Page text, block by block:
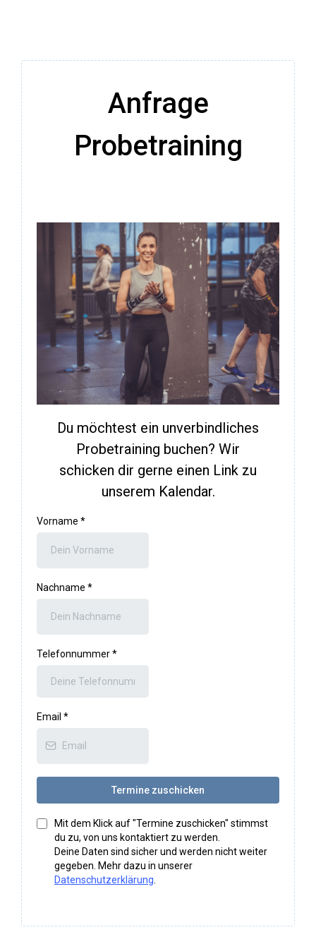
Anfrage
Probetraining
Du möchtest ein unverbindliches
Probetraining buchen? Wir
schicken dir gerne einen Link zu
unserem Kalendar.
Vorname *
Nachname *
Telefonnummer*
Email *
Termine zuschicken
Mit dem Klick auf "Termine zuschicken" stimmst
du zu, von uns kontaktiert zu werden.
Deine Daten sind sicher und werden nicht weiter
gegeben. Mehr dazu in unserer
Datenschutzerklärung